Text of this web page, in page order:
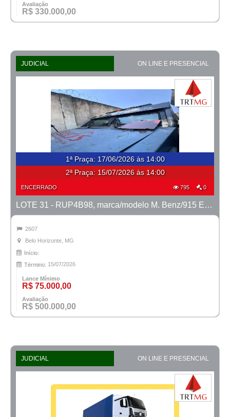
Avaliação
R$ 330.000,00
JUDICIAL ON LINE E PRESENCIAL
1ª Praça: 17/06/2026 às 14:00
2ª Praça: 15/07/2026 às 14:00
ENCERRADO 795 0
LOTE 31 - RUP4B98, marca/modelo M. Benz/915 E MTX TVAL, ano 2020/2020
2607
Belo Horizonte, MG
Início:
Término: 15/07/2026
Lance Mínimo
R$ 75.000,00
Avaliação
R$ 500.000,00
JUDICIAL ON LINE E PRESENCIAL